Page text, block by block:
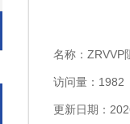
名称： ZRVVP阻燃电缆
访问量：1982
更新日期：